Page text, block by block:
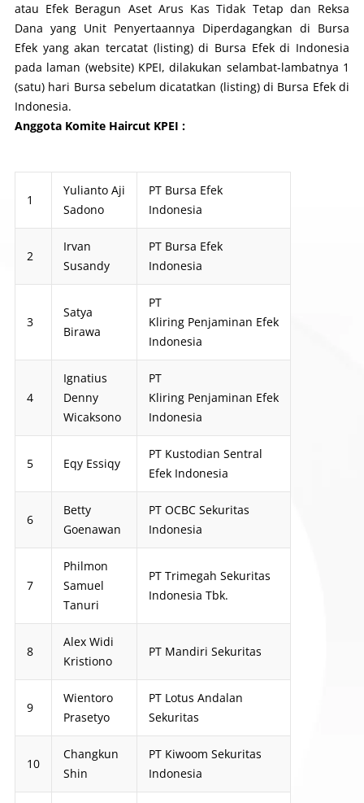
atau Efek Beragun Aset Arus Kas Tidak Tetap dan Reksa
Dana yang Unit Penyertaannya Diperdagangkan di Bursa
Efek yang akan tercatat (listing) di Bursa Efek di Indonesia
pada laman (website) KPEI, dilakukan selambat-lambatnya 1
(satu) hari Bursa sebelum dicatatkan (listing) di Bursa Efek di
Indonesia.
Anggota Komite Haircut KPEI :
1
Yulianto Aji
Sadono
PT Bursa Efek
Indonesia
2
Irvan
Susandy
PT Bursa Efek
Indonesia
3
Satya
Birawa
PT
Kliring Penjaminan Efek
Indonesia
4
Ignatius
Denny
Wicaksono
PT
Kliring Penjaminan Efek
Indonesia
5 Eqy Essiqy
PT Kustodian Sentral
Efek Indonesia
6
Betty
Goenawan
PT OCBC Sekuritas
Indonesia
7
Philmon
Samuel
Tanuri
PT Trimegah Sekuritas
Indonesia Tbk.
8
Alex Widi
Kristiono
PT Mandiri Sekuritas
9
Wientoro
Prasetyo
PT Lotus Andalan
Sekuritas
10
Changkun
Shin
PT Kiwoom Sekuritas
Indonesia